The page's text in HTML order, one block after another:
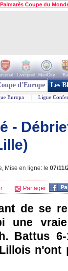
Palmarès Coupe du
Liverpool ManCity
d'Europe Les
Europa | Ligue
-
Mise en ligne: le 07/11/
Partager:
de se
une
Battus
n'ont